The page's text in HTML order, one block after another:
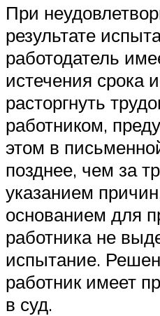
При
результате
работодатель
истечения срока
расторгнуть
работником,
этом в
позднее, чем за
указанием
основанием для
работника не
испытание.
работник имеет
в суд.